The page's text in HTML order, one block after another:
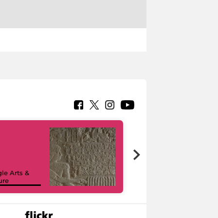
Arts &